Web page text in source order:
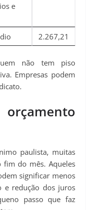
e
2.267,21
não tem piso
Empresas podem
paulista, muitas
do mês. Aqueles
significar menos
e redução dos juros
passo que faz